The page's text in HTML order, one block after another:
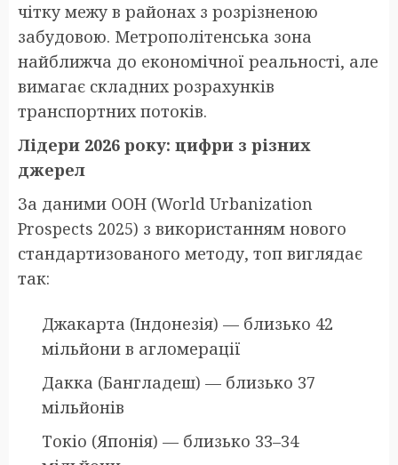
чітку межу в районах з розрізненою
забудовою. Метрополітенська зона
найближча до економічної реальності, але
вимагає складних розрахунків
транспортних потоків.
Лідери 2026 року: цифри з різних
джерел
За даними ООН (World Urbanization
Prospects 2025) з використанням нового
стандартизованого методу, топ виглядає
так:
Джакарта (Індонезія) — близько 42
мільйони в агломерації
Дакка (Бангладеш) — близько 37
мільйонів
Токіо (Японія) — близько 33–34